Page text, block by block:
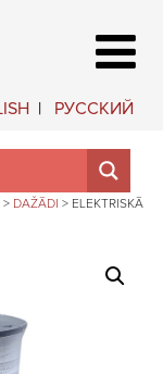
РУССКИЙ
> DAŽĀDI > ELEKTRISKĀ